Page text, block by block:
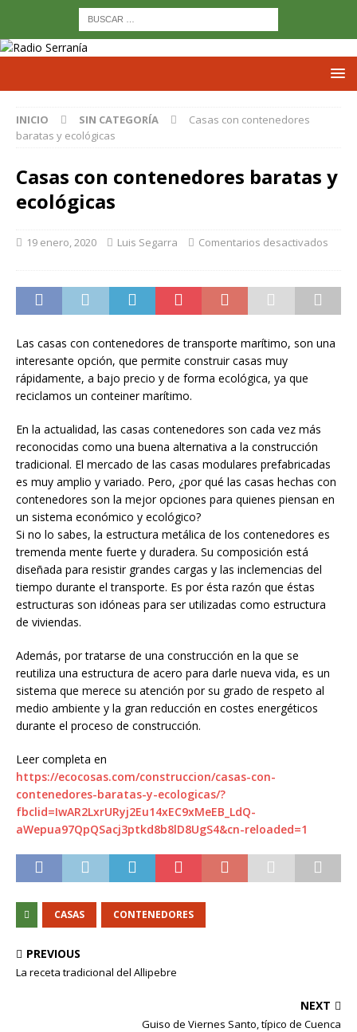
INICIO SIN CATEGORÍA
Casas con contenedores
baratas y ecológicas
Casas con contenedores baratas y
ecológicas
19 enero, 2020 Luis Segarra Comentarios desactivados
Las casas con contenedores de transporte marítimo, son una
interesante opción, que permite construir casas muy
rápidamente, a bajo precio y de forma ecológica, ya que
reciclamos un conteiner marítimo.
En la actualidad, las casas contenedores son cada vez más
reconocidas como una buena alternativa a la construcción
tradicional. El mercado de las casas modulares prefabricadas
es muy amplio y variado. Pero, ¿por qué las casas hechas con
contenedores son la mejor opciones para quienes piensan en
un sistema económico y ecológico?
Si no lo sabes, la estructura metálica de los contenedores es
tremenda mente fuerte y duradera. Su composición está
diseñada para resistir grandes cargas y las inclemencias del
tiempo durante el transporte. Es por ésta razón que éstas
estructuras son idóneas para ser utilizadas como estructura
de viviendas.
Además, por tratarse de una construcción en la que se
reutiliza una estructura de acero para darle nueva vida, es un
sistema que merece su atención por su grado de respeto al
medio ambiente y la gran reducción en costes energéticos
durante el proceso de construcción.
Leer completa en
https://ecocosas.com/construccion/casas-con-
contenedores-baratas-y-ecologicas/?
fbclid=IwAR2LxrURyj2Eu14xEC9xMeEB_LdQ-
aWepua97QpQSacj3ptkd8b8lD8UgS4&cn-reloaded=1
CASAS CONTENEDORES
PREVIOUS
La receta tradicional del Allipebre
NEXT
Guiso de Viernes Santo, típico de Cuenca